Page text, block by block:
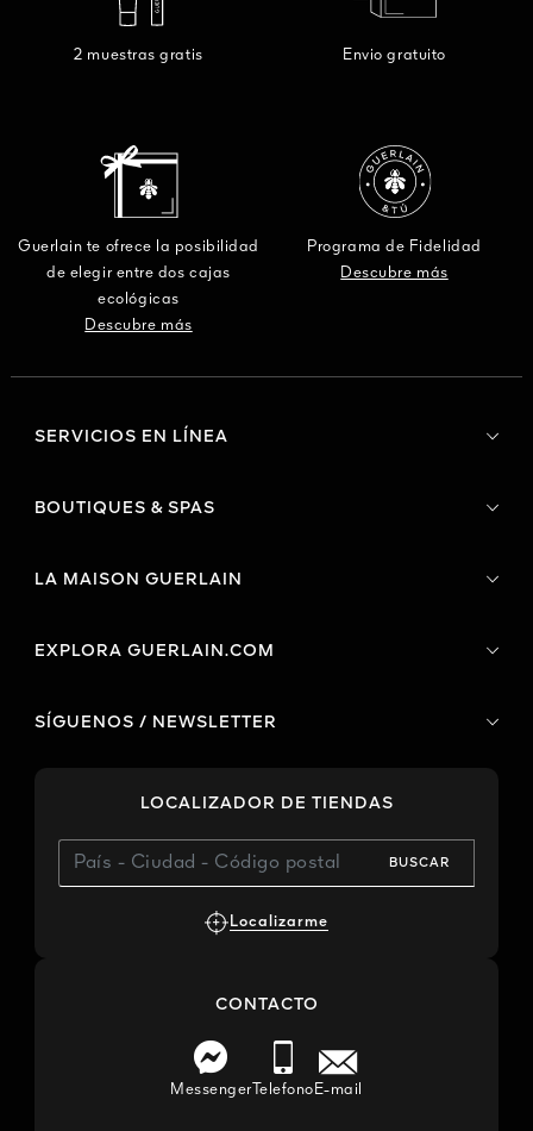
2 muestras gratis Envio gratuito
Guerlain te ofrece la posibilidad
de elegir entre dos cajas
ecológicas
Descubre más
Programa de Fidelidad
Descubre más
SERVICIOS EN LÍNEA
BOUTIQUES & SPAS
LA MAISON GUERLAIN
EXPLORA GUERLAIN.COM
SÍGUENOS / NEWSLETTER
LOCALIZADOR DE TIENDAS
BUSCAR
Localizarme
CONTACTO
MessengerTelefono E-mail